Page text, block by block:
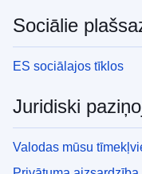
Sociālie
ES sociālajos tīklos
Juridiski
Valodas mūsu